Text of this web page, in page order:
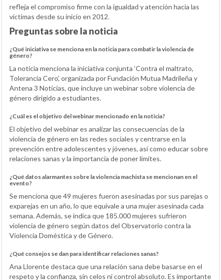
refleja el compromiso firme con la igualdad y atención hacia las
víctimas desde su inicio en 2012.
Preguntas sobre la noticia
¿Qué iniciativa se menciona en la noticia para combatir la violencia de
género?
La noticia menciona la iniciativa conjunta ‘Contra el maltrato,
Tolerancia Cero’, organizada por Fundación Mutua Madrileña y
Antena 3 Noticias, que incluye un webinar sobre violencia de
género dirigido a estudiantes.
¿Cuál es el objetivo del webinar mencionado en la noticia?
El objetivo del webinar es analizar las consecuencias de la
violencia de género en las redes sociales y centrarse en la
prevención entre adolescentes y jóvenes, así como educar sobre
relaciones sanas y la importancia de poner límites.
¿Qué datos alarmantes sobre la violencia machista se mencionan en el
evento?
Se menciona que 49 mujeres fueron asesinadas por sus parejas o
exparejas en un año, lo que equivale a una mujer asesinada cada
semana. Además, se indica que 185.000 mujeres sufrieron
violencia de género según datos del Observatorio contra la
Violencia Doméstica y de Género.
¿Qué consejos se dan para identificar relaciones sanas?
Ana Llorente destaca que una relación sana debe basarse en el
respeto y la confianza, sin celos ni control absoluto. Es importante